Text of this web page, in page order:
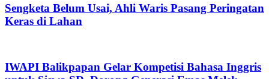
Sengketa Belum Usai, Ahli Waris Pasang Peringatan
Keras di Lahan
IWAPI Balikpapan Gelar Kompetisi Bahasa Inggris